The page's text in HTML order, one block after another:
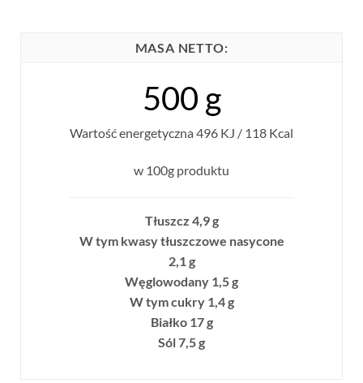
MASA NETTO:
500 g
Wartość energetyczna 496 KJ / 118 Kcal
w 100g produktu
Tłuszcz 4,9 g
W tym kwasy tłuszczowe nasycone
2,1 g
Węglowodany 1,5 g
W tym cukry 1,4 g
Białko 17 g
Sól 7,5 g